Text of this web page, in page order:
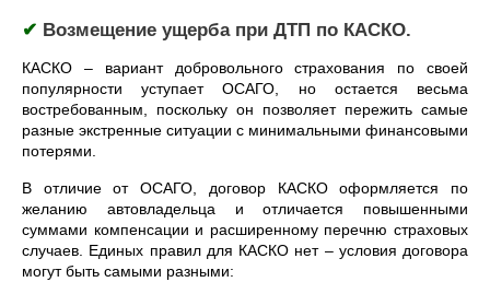
✔ Возмещение ущерба при ДТП по КАСКО.
КАСКО – вариант добровольного страхования по своей
популярности уступает ОСАГО, но остается весьма
востребованным, поскольку он позволяет пережить самые
разные экстренные ситуации с минимальными финансовыми
потерями.
В отличие от ОСАГО, договор КАСКО оформляется по
желанию автовладельца и отличается повышенными
суммами компенсации и расширенному перечню страховых
случаев. Единых правил для КАСКО нет – условия договора
могут быть самыми разными: